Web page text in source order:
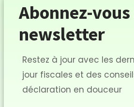
Abonnez-
newsletter
Restez à jour avec les
jour fiscales et des
déclaration en douceur